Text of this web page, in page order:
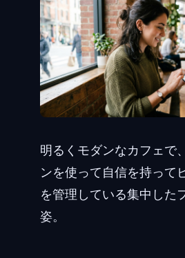
明るくモダンなカフェで
ンを使って自信を持って
を管理している集中した
姿。